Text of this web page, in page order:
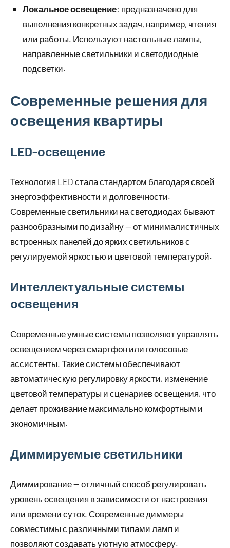
Локальное освещение: предназначено для
выполнения конкретных задач, например, чтения
или работы. Используют настольные лампы,
направленные светильники и светодиодные
подсветки.
Современные решения для
освещения квартиры
LED-освещение
Технология LED стала стандартом благодаря своей
энергоэффективности и долговечности.
Современные светильники на светодиодах бывают
разнообразными по дизайну — от минималистичных
встроенных панелей до ярких светильников с
регулируемой яркостью и цветовой температурой.
Интеллектуальные системы
освещения
Современные умные системы позволяют управлять
освещением через смартфон или голосовые
ассистенты. Такие системы обеспечивают
автоматическую регулировку яркости, изменение
цветовой температуры и сценариев освещения, что
делает проживание максимально комфортным и
экономичным.
Диммируемые светильники
Диммирование — отличный способ регулировать
уровень освещения в зависимости от настроения
или времени суток. Современные диммеры
совместимы с различными типами ламп и
позволяют создавать уютную атмосферу.